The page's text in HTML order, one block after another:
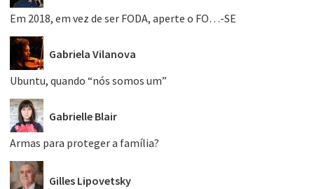
Em 2018, em vez de ser FODA, aperte o FO…-SE
Gabriela Vilanova
Ubuntu, quando “nós somos um”
Gabrielle Blair
Armas para proteger a família?
Gilles Lipovetsky